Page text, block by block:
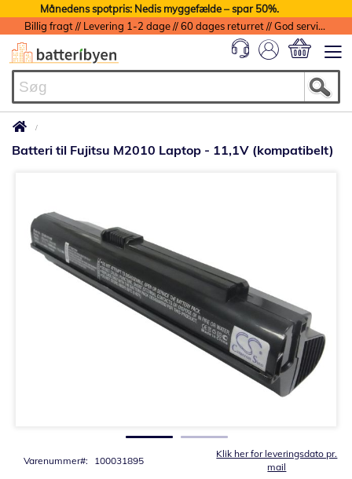
Månedens spotpris: Nedis myggefælde – spar 50%.
Billig fragt // Levering 1-2 dage // 60 dages returret // God service med garanti
Batteri til Fujitsu M2010 Laptop - 11,1V (kompatibelt)
Klik her for leveringsdato pr.
mail
Varenummer 100031895
billedgalleriet